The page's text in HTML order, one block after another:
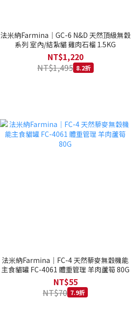
法米納Farmina｜GC-6 N&D 天然頂級無穀
系列 室內/結紮貓 雞肉石榴 1.5KG
NT$1,220
NT$1,495 8.2折
法米納Farmina｜FC-4 天然藜麥無穀機能
主食貓罐 FC-4061 體重管理 羊肉蘆筍 80G
NT$55
NT$70 7.9折